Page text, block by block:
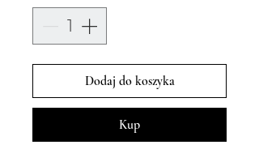
Dodaj do koszyka
Kup